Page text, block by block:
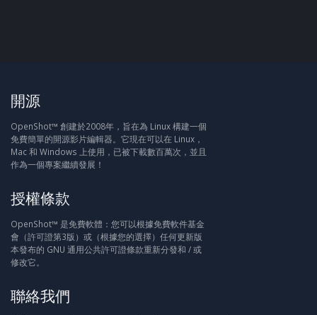
開源
OpenShot™ 創建於2008年，旨在為 Linux 構建一個
免費簡單的開源影片編輯器。它現在可以在 Linux，
Mac 和 Windows 上使用，已被下載數百萬次，並且
作為一個專案繼續發展！
授權條款
OpenShot™ 是免費軟體：您可以根據免費軟件基金
會（許可證第3版）或（根據您的選擇）任何更新版
本發布的 GNU 通用公共許可證條款重新分發和 / 或
修改它。
聯絡我們